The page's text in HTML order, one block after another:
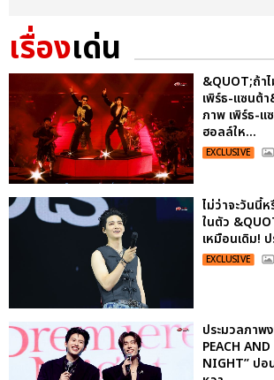
เรื่องเด่น
&QUOT;ถ้า
เพิร์ธ-แซนต้
ภาพ เพิร์ธ-แ
ฮอลล์ให...
EXCLUSIVE
ไม่ว่าจะวันนี้
ในตัว
เหมือนเดิม!
EXCLUSIVE
ประมวลภาพ
PEACH
NIGHT” ป